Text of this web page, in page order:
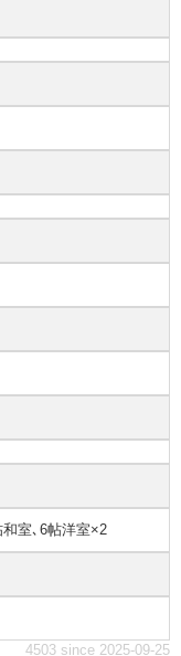
室､6帖洋室×2
4503 since 2025-09-25